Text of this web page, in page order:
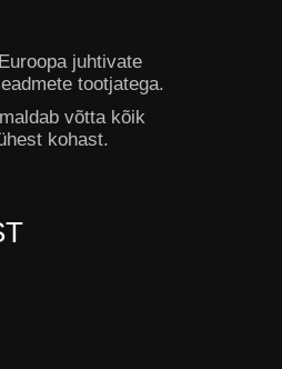
juhtivate
tootjatega.
võtta kõik
kohast.